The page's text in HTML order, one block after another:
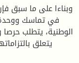
وبناءا على ما سبق
في تماسك ووحدة
الوطنية، يتطلب
يتعلق